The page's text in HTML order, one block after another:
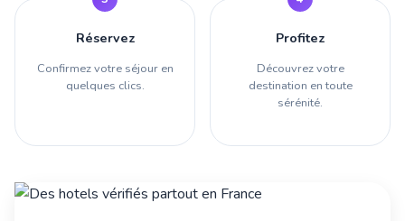
Réservez
Confirmez votre séjour en
quelques clics.
Profitez
Découvrez votre
destination en toute
sérénité.